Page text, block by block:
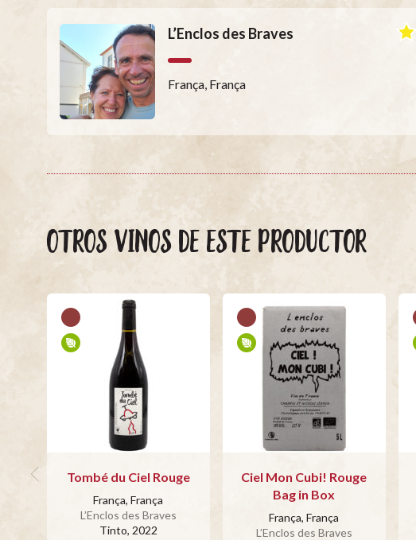
L’Enclos des Braves
França, França
OTROS VINOS DE ESTE PRODUCTOR
Tombé du Ciel Rouge
França, França
L’Enclos des Braves
Tinto, 2022
Ciel Mon Cubi! Rouge
Bag in Box
França, França
L’Enclos des Braves